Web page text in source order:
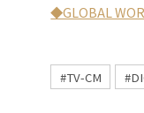
◆GLOBAL
#TV-CM